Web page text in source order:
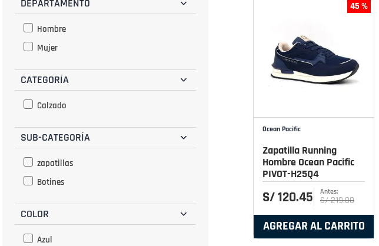
DEPARTAMENTO
Hombre
Mujer
CATEGORÍA
Calzado
SUB-CATEGORÍA
zapatillas
Botines
COLOR
Azul
45 %
Ocean Pacific
Zapatilla Running
Hombre Ocean Pacific
PIVOT-H25Q4
S/120.45 S/219.00
AGREGAR AL CARRITO